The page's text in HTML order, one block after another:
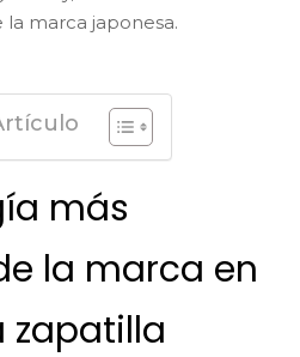
marca japonesa.
más
la marca en
zapatilla